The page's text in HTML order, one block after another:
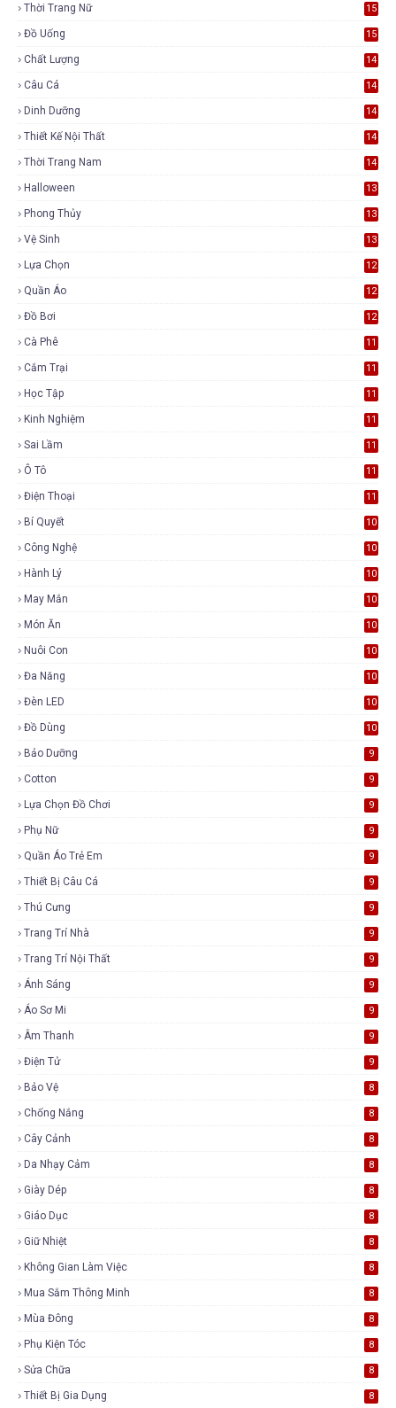
Thời Trang Nữ 15
Đồ Uống 15
Chất Lượng 14
Câu Cá 14
Dinh Dưỡng 14
Thiết Kế Nội Thất 14
Thời Trang Nam 14
Halloween 13
Phong Thủy 13
Vệ Sinh 13
Lựa Chọn 12
Quần Áo 12
Đồ Bơi 12
Cà Phê 11
Cắm Trại 11
Học Tập 11
Kinh Nghiệm 11
Sai Lầm 11
Ô Tô 11
Điện Thoại 11
Bí Quyết 10
Công Nghệ 10
Hành Lý 10
May Mắn 10
Món Ăn 10
Nuôi Con 10
Đa Năng 10
Đèn LED 10
Đồ Dùng 10
Bảo Dưỡng 9
Cotton 9
Lựa Chọn Đồ Chơi 9
Phụ Nữ 9
Quần Áo Trẻ Em 9
Thiết Bị Câu Cá 9
Thú Cưng 9
Trang Trí Nhà 9
Trang Trí Nội Thất 9
Ánh Sáng 9
Áo Sơ Mi 9
Âm Thanh 9
Điện Tử 9
Bảo Vệ 8
Chống Nắng 8
Cây Cảnh 8
Da Nhạy Cảm 8
Giày Dép 8
Giáo Dục 8
Giữ Nhiệt 8
Không Gian Làm Việc 8
Mua Sắm Thông Minh 8
Mùa Đông 8
Phụ Kiện Tóc 8
Sửa Chữa 8
Thiết Bị Gia Dụng 8